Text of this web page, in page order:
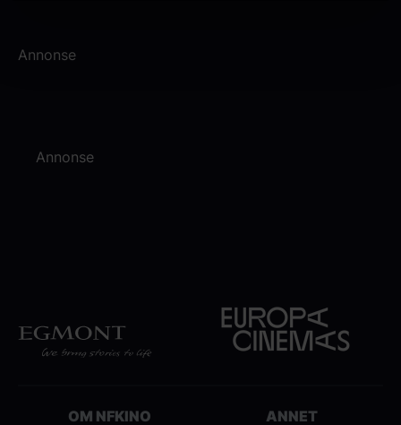
Annonse
Annonse
OM NFKINO ANNET